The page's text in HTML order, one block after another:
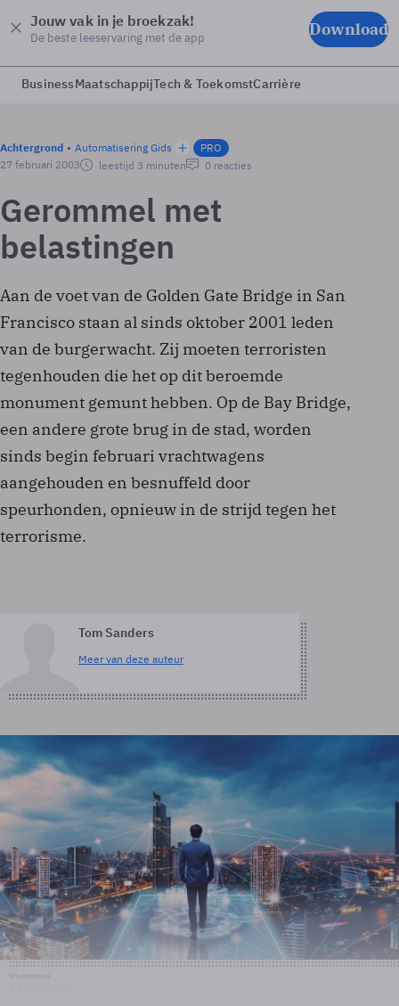
Jouw vak in je broekzak!
De beste leeservaring met de app Download
BusinessMaatschappijTech & ToekomstCarrière
Achtergrond Automatisering Gids
PRO
27 februari 2003
leestijd 3 minuten 0 reacties
Gerommel met
belastingen
Aan de voet van de Golden Gate Bridge in San
Francisco staan al sinds oktober 2001 leden
van de burgerwacht. Zij moeten terroristen
tegenhouden die het op dit beroemde
monument gemunt hebben. Op de Bay Bridge,
een andere grote brug in de stad, worden
sinds begin februari vrachtwagens
aangehouden en besnuffeld door
speurhonden, opnieuw in de strijd tegen het
terrorisme.
Tom Sanders
Meer van deze auteur